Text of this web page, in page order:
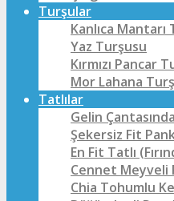
Turşular
Kanlıca Mantarı
Yaz Turşusu
Kırmızı Pancar
Mor Lahana
Tatlılar
Gelin
Şekersiz Fit
En Fit Tatlı
Cennet Meyveli
Chia Tohumlu